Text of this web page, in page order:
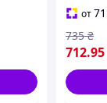
от71
712.95
735 ₴